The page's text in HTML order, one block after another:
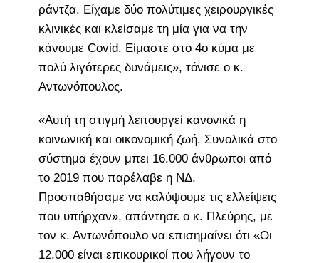
ράντζα. Είχαμε δύο πολύτιμες χειρουργικές
κλινικές και κλείσαμε τη μία για να την
κάνουμε Covid. Είμαστε στο 4ο κύμα με
πολύ λιγότερες δυνάμεις», τόνισε ο κ.
Αντωνόπουλος.
«Αυτή τη στιγμή λειτουργεί κανονικά η
κοινωνική και οικονομική ζωή. Συνολικά στο
σύστημα έχουν μπει 16.000 άνθρωποι από
το 2019 που παρέλαβε η ΝΔ.
Προσπαθήσαμε να καλύψουμε τις ελλείψεις
που υπήρχαν», απάντησε ο κ. Πλεύρης, με
τον κ. Αντωνόπουλο να επισημαίνει ότι «Οι
12.000 είναι επικουρικοί που λήγουν το